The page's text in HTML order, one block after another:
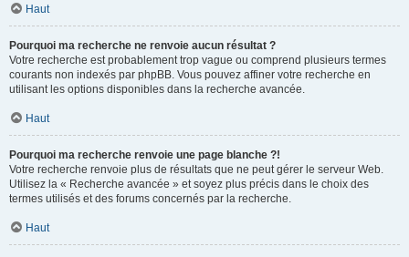
Haut
Pourquoi ma recherche ne renvoie aucun résultat ?
Votre recherche est probablement trop vague ou comprend plusieurs termes
courants non indexés par phpBB. Vous pouvez affiner votre recherche en
utilisant les options disponibles dans la recherche avancée.
Haut
Pourquoi ma recherche renvoie une page blanche ?!
Votre recherche renvoie plus de résultats que ne peut gérer le serveur Web.
Utilisez la « Recherche avancée » et soyez plus précis dans le choix des
termes utilisés et des forums concernés par la recherche.
Haut